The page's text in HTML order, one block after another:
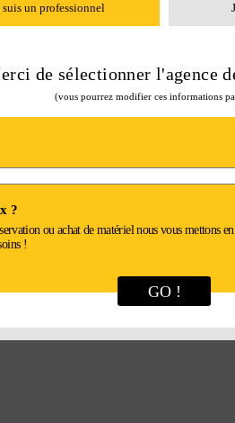
suis un professionnel
de sélectionner l'agence
(vous pourrez modifier ces informations
?
ou achat de matériel nous vous mettons
!
GO !